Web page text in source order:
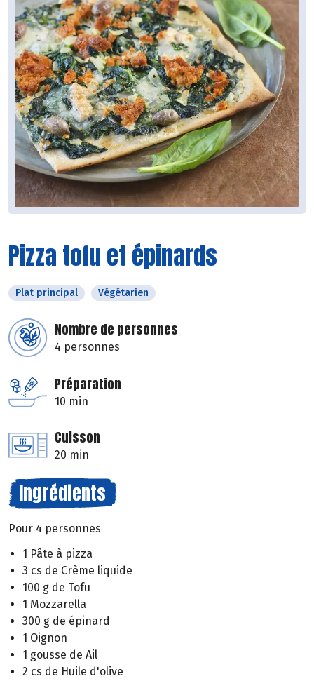
Pizza tofu et épinards
Plat principal Végétarien
Nombre de personnes
4 personnes
Préparation
10 min
Cuisson
20 min
Ingrédients
Pour 4 personnes
1 Pâte à pizza
3 cs de Crème liquide
100 g de Tofu
1 Mozzarella
300 g de épinard
1 Oignon
1 gousse de Ail
2 cs de Huile d'olive